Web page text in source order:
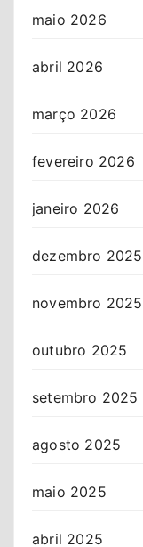
maio 2026
abril 2026
março 2026
fevereiro 2026
janeiro 2026
dezembro 2025
novembro 2025
outubro 2025
setembro 2025
agosto 2025
maio 2025
abril 2025